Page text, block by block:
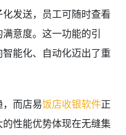
发送，员工可随时查看
意度。这一功能的引
能化、自动化迈出了重
而店易饭店收银软件正
性能优势体现在无缝集